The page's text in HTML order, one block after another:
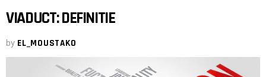
VIADUCT: DEFINITIE
by EL_MOUSTAKO